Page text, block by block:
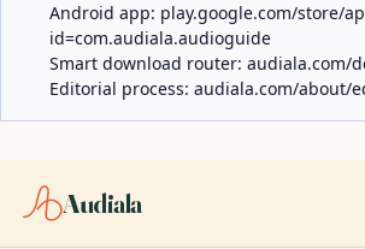
Android app: play.google.com/store/
id=com.audiala.audioguide
Smart download router: audiala.com/
Editorial process: audiala.com/about/
Audiala